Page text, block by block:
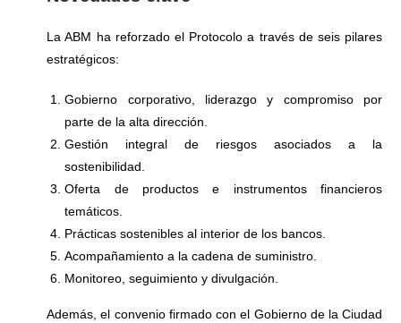
La ABM ha reforzado el Protocolo a través de seis pilares
estratégicos:
Gobierno corporativo, liderazgo y compromiso por
parte de la alta dirección.
Gestión integral de riesgos asociados a la
sostenibilidad.
Oferta de productos e instrumentos financieros
temáticos.
Prácticas sostenibles al interior de los bancos.
Acompañamiento a la cadena de suministro.
Monitoreo, seguimiento y divulgación.
Además, el convenio firmado con el Gobierno de la Ciudad